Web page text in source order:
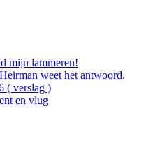
mijn lammeren!
weet het antwoord.
( verslag )
en vlug